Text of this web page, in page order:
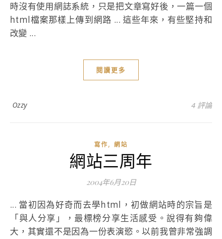
時沒有使用網誌系統，只是把文章寫好後，一篇一個
html檔案那樣上傳到網路 ... 這些年來，有些堅持和
改變 ...
閱讀更多
Ozzy 4 評論
寫作, 網站
網站三周年
2004年6月20日
... 當初因為好奇而去學html，初做網站時的宗旨是
「與人分享」，最標榜分享生活感受。說得有夠偉
大，其實還不是因為一份表演慾。以前我曾非常強調